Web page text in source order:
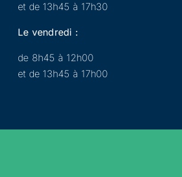
et de 13h45 à 17h30
Le vendredi :
de 8h45 à 12h00
et de 13h45 à 17h00